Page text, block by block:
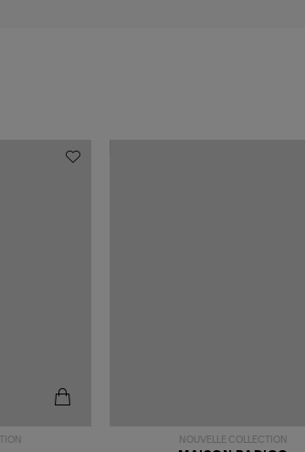
NOUVELLE COLLECTION